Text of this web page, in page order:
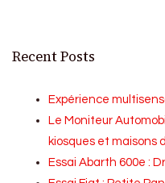
Recent Posts
Expérience
Le Moniteur
kiosques et maisons
Essai Abarth 600e :